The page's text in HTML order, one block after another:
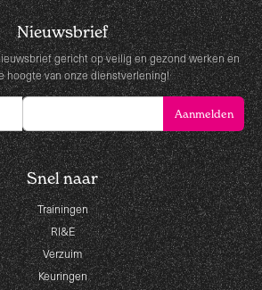
Nieuwsbrief
gericht op veilig en gezond werken en
hoogte van onze dienstverlening!
Snel naar
Trainingen
RI&E
Verzuim
Keuringen